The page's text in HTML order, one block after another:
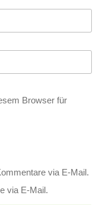
Browser für
via E-Mail.
via E-Mail.